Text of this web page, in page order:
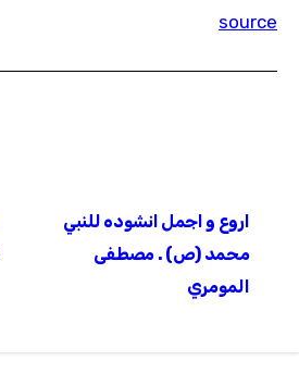
source
المقالات
اروع و اجمل انشوده للنبي
محمد (ص) . مصطفى
المومري